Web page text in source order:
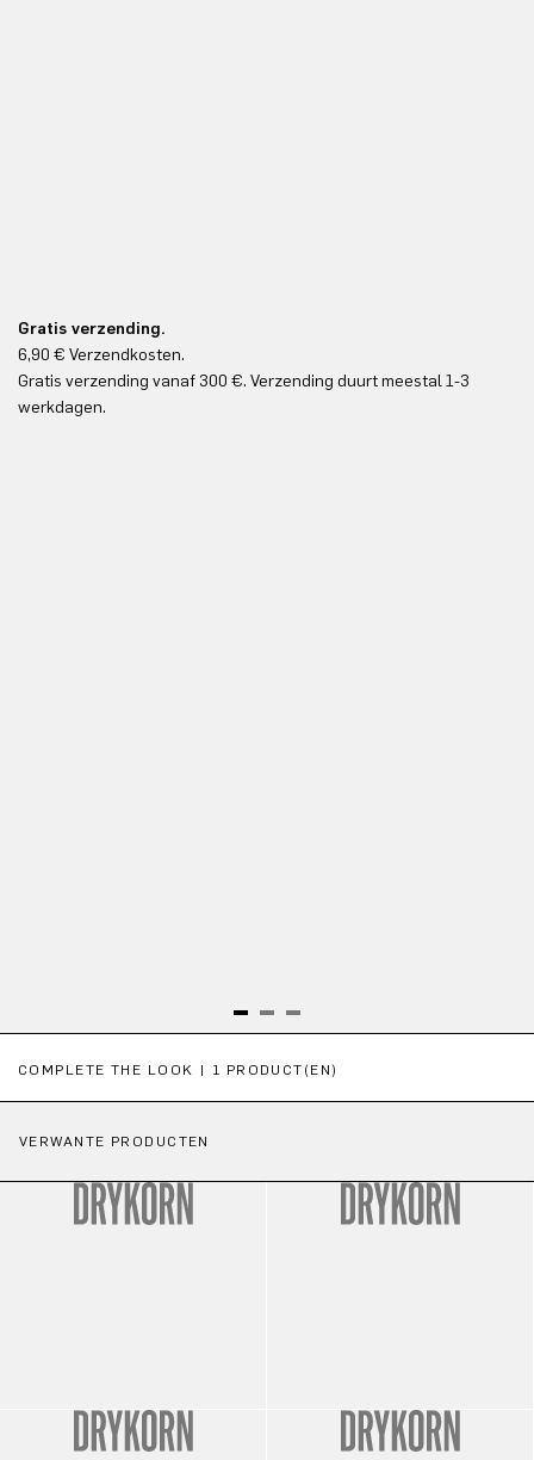
Gratis verzending.
6,90 € Verzendkosten.
Gratis verzending vanaf 300 €. Verzending duurt meestal 1-3
werkdagen.
COMPLETE THE LOOK | 1 PRODUCT(EN)
VERWANTE PRODUCTEN